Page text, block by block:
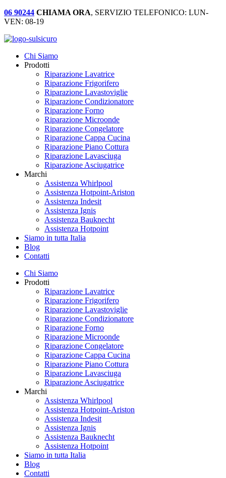
06 90244 CHIAMA ORA, SERVIZIO TELEFONICO: LUN-
VEN: 08-19
Chi Siamo
Prodotti
Riparazione Lavatrice
Riparazione Frigorifero
Riparazione Lavastoviglie
Riparazione Condizionatore
Riparazione Forno
Riparazione Microonde
Riparazione Congelatore
Riparazione Cappa Cucina
Riparazione Piano Cottura
Riparazione Lavasciuga
Riparazione Asciugatrice
Marchi
Assistenza Whirlpool
Assistenza Hotpoint-Ariston
Assistenza Indesit
Assistenza Ignis
Assistenza Bauknecht
Assistenza Hotpoint
Siamo in tutta Italia
Blog
Contatti
Chi Siamo
Prodotti
Riparazione Lavatrice
Riparazione Frigorifero
Riparazione Lavastoviglie
Riparazione Condizionatore
Riparazione Forno
Riparazione Microonde
Riparazione Congelatore
Riparazione Cappa Cucina
Riparazione Piano Cottura
Riparazione Lavasciuga
Riparazione Asciugatrice
Marchi
Assistenza Whirlpool
Assistenza Hotpoint-Ariston
Assistenza Indesit
Assistenza Ignis
Assistenza Bauknecht
Assistenza Hotpoint
Siamo in tutta Italia
Blog
Contatti